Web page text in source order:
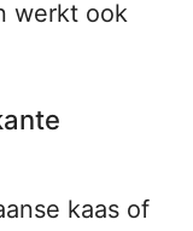
werkt ook
kaas of